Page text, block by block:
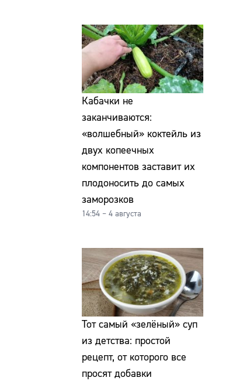
Кабачки не
заканчиваются:
«волшебный» коктейль из
двух копеечных
компонентов заставит их
плодоносить до самых
заморозков
14:54 – 4 августа
Тот самый «зелёный» суп
из детства: простой
рецепт, от которого все
просят добавки